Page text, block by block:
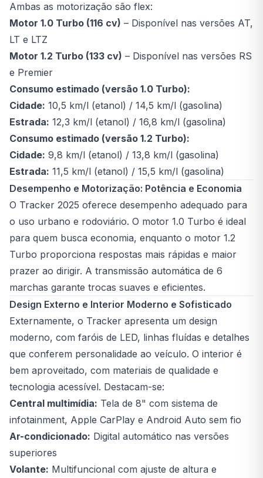
Ambas as motorização são flex:
Motor 1.0 Turbo (116 cv) – Disponível nas versões AT,
LT e LTZ
Motor 1.2 Turbo (133 cv) – Disponível nas versões RS
e Premier
Consumo estimado (versão 1.0 Turbo):
Cidade: 10,5 km/l (etanol) / 14,5 km/l (gasolina)
Estrada: 12,3 km/l (etanol) / 16,8 km/l (gasolina)
Consumo estimado (versão 1.2 Turbo):
Cidade: 9,8 km/l (etanol) / 13,8 km/l (gasolina)
Estrada: 11,5 km/l (etanol) / 15,5 km/l (gasolina)
Desempenho e Motorização: Potência e Economia
O Tracker 2025 oferece desempenho adequado para
o uso urbano e rodoviário. O motor 1.0 Turbo é ideal
para quem busca economia, enquanto o motor 1.2
Turbo proporciona respostas mais rápidas e maior
prazer ao dirigir. A transmissão automática de 6
marchas garante trocas suaves e eficientes.
Design Externo e Interior Moderno e Sofisticado
Externamente, o Tracker apresenta um design
moderno, com faróis de LED, linhas fluídas e detalhes
que conferem personalidade ao veículo. O interior é
bem aproveitado, com materiais de qualidade e
tecnologia acessível. Destacam-se:
Central multimídia: Tela de 8" com sistema de
infotainment, Apple CarPlay e Android Auto sem fio
Ar-condicionado: Digital automático nas versões
superiores
Volante: Multifuncional com ajuste de altura e